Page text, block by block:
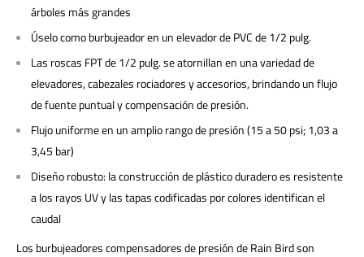
árboles más grandes
Úselo como burbujeador en un elevador de PVC de 1/2 pulg.
Las roscas FPT de 1/2 pulg. se atornillan en una variedad de
elevadores, cabezales rociadores y accesorios, brindando un flujo
de fuente puntual y compensación de presión.
Flujo uniforme en un amplio rango de presión (15 a 50 psi; 1,03 a
3,45 bar)
Diseño robusto: la construcción de plástico duradero es resistente
a los rayos UV y las tapas codificadas por colores identifican el
caudal
Los burbujeadores compensadores de presión de Rain Bird son